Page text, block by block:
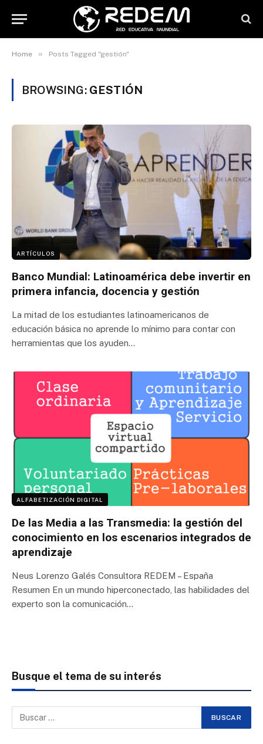
Home » Posts Tagged "gestión"
BROWSING: GESTIÓN
ARTÍCULOS
Banco Mundial: Latinoamérica debe invertir en
primera infancia, docencia y gestión
La mitad de los estudiantes latinoamericanos de
educación básica no aprende lo mínimo para contar con
herramientas que los ayuden…
ALFABETIZACIÓN DIGITAL
De las Media a las Transmedia: la gestión del
conocimiento en los escenarios integrados de
aprendizaje
Neus Lorenzo Galés Consultora REDEM – España
Resumen En un mundo hiperconectado, las habilidades del
experto son la comunicación…
Busque el tema de su interés